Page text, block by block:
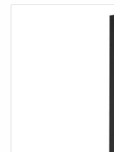
l’eau d’un
compensateur
filetage pour
mesure: mm/m •
30 m • Plage
+/- 4 ° •